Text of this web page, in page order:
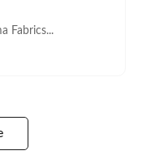
Fabrics...